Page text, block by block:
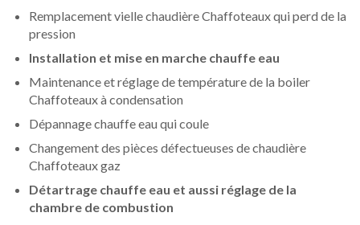
Remplacement vielle chaudière Chaffoteaux qui perd de la
pression
Installation et mise en marche chauffe eau
Maintenance et réglage de température de la boiler
Chaffoteaux à condensation
Dépannage chauffe eau qui coule
Changement des pièces défectueuses de chaudière
Chaffoteaux gaz
Détartrage chauffe eau et aussi réglage de la
chambre de combustion